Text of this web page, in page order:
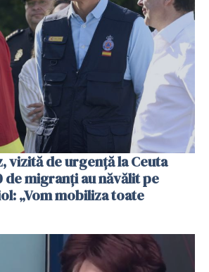
vizită de urgență la Ceuta
de migranți au năvălit pe
„Vom mobiliza toate